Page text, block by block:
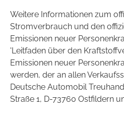
Weitere Informationen zum
Stromverbrauch und den
Emissionen neuer
'Leitfaden über den
Emissionen neuer
werden, der an allen
Deutsche Automobil
Straße 1, D-73760 Ostfildern